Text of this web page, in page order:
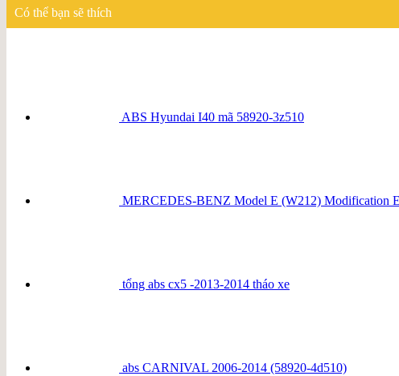
Có thể bạn sẽ thích
ABS Hyundai I40 mã 58920-3z510
MERCEDES-BENZ Model E (W212) Modification
tổng abs cx5 -2013-2014 tháo xe
abs CARNIVAL 2006-2014 (58920-4d510)